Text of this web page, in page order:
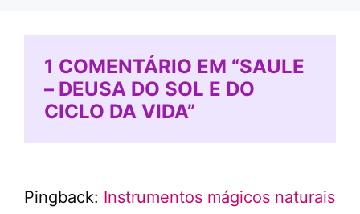
1 COMENTÁRIO EM “SAULE
– DEUSA DO SOL E DO
CICLO DA VIDA”
Pingback: Instrumentos mágicos naturais